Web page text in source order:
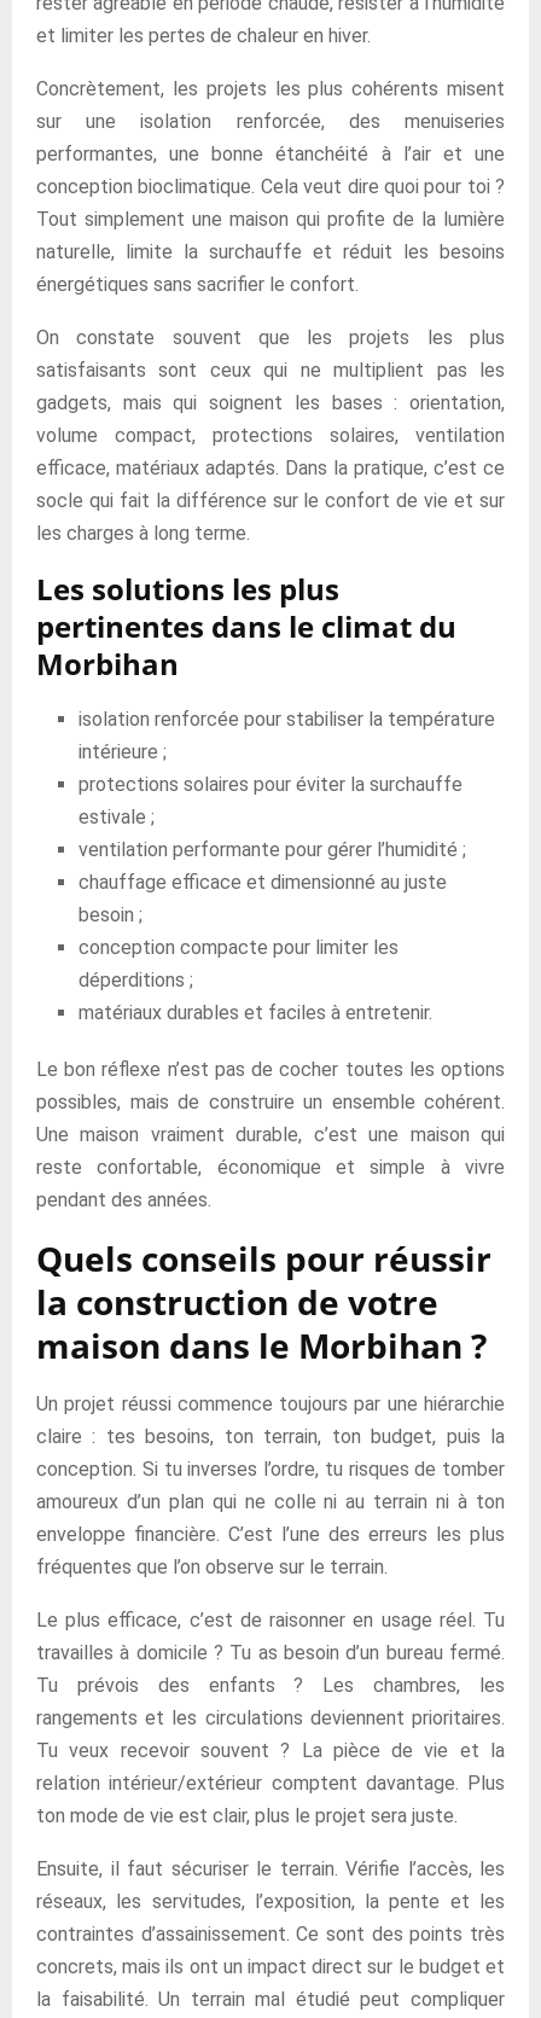
et limiter les pertes de chaleur en hiver.
Concrètement, les projets les plus cohérents misent
sur une isolation renforcée, des menuiseries
performantes, une bonne étanchéité à l’air et une
conception bioclimatique. Cela veut dire quoi pour toi ?
Tout simplement une maison qui profite de la lumière
naturelle, limite la surchauffe et réduit les besoins
énergétiques sans sacrifier le confort.
On constate souvent que les projets les plus
satisfaisants sont ceux qui ne multiplient pas les
gadgets, mais qui soignent les bases : orientation,
volume compact, protections solaires, ventilation
efficace, matériaux adaptés. Dans la pratique, c’est ce
socle qui fait la différence sur le confort de vie et sur
les charges à long terme.
Les solutions les plus
pertinentes dans le climat du
Morbihan
isolation renforcée pour stabiliser la température
intérieure ;
protections solaires pour éviter la surchauffe
estivale ;
ventilation performante pour gérer l’humidité ;
chauffage efficace et dimensionné au juste
besoin ;
conception compacte pour limiter les
déperditions ;
matériaux durables et faciles à entretenir.
Le bon réflexe n’est pas de cocher toutes les options
possibles, mais de construire un ensemble cohérent.
Une maison vraiment durable, c’est une maison qui
reste confortable, économique et simple à vivre
pendant des années.
Quels conseils pour réussir
la construction de votre
maison dans le Morbihan ?
Un projet réussi commence toujours par une hiérarchie
claire : tes besoins, ton terrain, ton budget, puis la
conception. Si tu inverses l’ordre, tu risques de tomber
amoureux d’un plan qui ne colle ni au terrain ni à ton
enveloppe financière. C’est l’une des erreurs les plus
fréquentes que l’on observe sur le terrain.
Le plus efficace, c’est de raisonner en usage réel. Tu
travailles à domicile ? Tu as besoin d’un bureau fermé.
Tu prévois des enfants ? Les chambres, les
rangements et les circulations deviennent prioritaires.
Tu veux recevoir souvent ? La pièce de vie et la
relation intérieur/extérieur comptent davantage. Plus
ton mode de vie est clair, plus le projet sera juste.
Ensuite, il faut sécuriser le terrain. Vérifie l’accès, les
réseaux, les servitudes, l’exposition, la pente et les
contraintes d’assainissement. Ce sont des points très
concrets, mais ils ont un impact direct sur le budget et
la faisabilité. Un terrain mal étudié peut compliquer